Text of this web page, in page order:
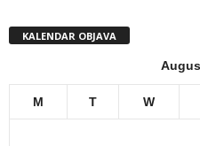
KALENDAR OBJAVA
M T W